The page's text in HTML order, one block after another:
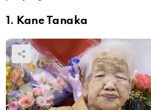
1. Kane Tanaka